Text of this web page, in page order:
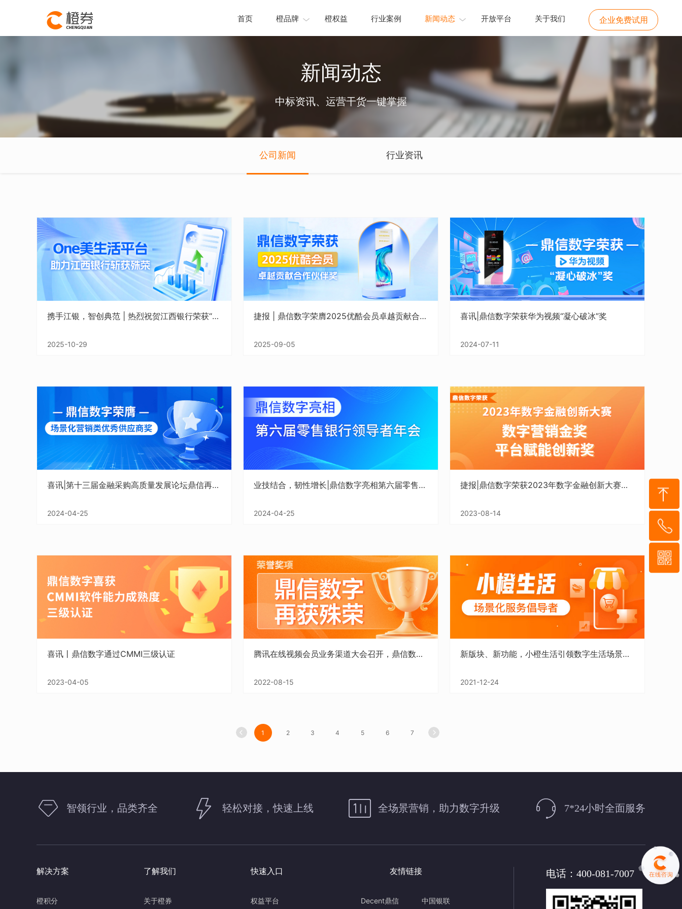
首页 橙品牌 橙权益 行业案例 新闻动态 开放平台 关于我们 企业免费试用
新闻动态
中标资讯、运营干货一键掌握
公司新闻 行业资讯
携手江银，智创典范 | 热烈祝贺江西银行荣获“数据要素×”大赛省赛一等奖！
2025-10-29
捷报 | 鼎信数字荣膺2025优酷会员卓越贡献合作伙伴奖
2025-09-05
喜讯|鼎信数字荣获华为视频“凝心破冰”奖
2024-07-11
喜讯|第十三届金融采购高质量发展论坛鼎信再获殊荣
2024-04-25
业技结合，韧性增长|鼎信数字亮相第六届零售银行领导者年会
2024-04-25
捷报|鼎信数字荣获2023年数字金融创新大赛数字营销金奖及平台赋能创新奖
2023-08-14
喜讯丨鼎信数字通过CMMI三级认证
2023-04-05
腾讯在线视频会员业务渠道大会召开，鼎信数字斩获两个奖项
2022-08-15
新版块、新功能，小橙生活引领数字生活场景化服务新趋势！
2021-12-24
1 2 3 4 5 6 7
智领行业，品类齐全 轻松对接，快速上线 全场景营销，助力数字升级 7*24小时全面服务
解决方案
橙积分
了解我们
关于橙券
快速入口
权益平台
友情链接
Decent鼎信 中国银联
电话：400-081-7007
到顶部
55-8952-5